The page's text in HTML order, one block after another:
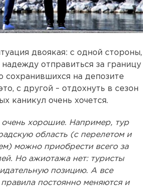
двоякая: с одной стороны,
отправиться за границу
сохранившихся на депозите
с другой – отдохнуть в сезон
каникул очень хочется.
хорошие. Например, тур
область (с перелетом и
можно приобрести всего за
Но ажиотажа нет: туристы
позицию. А все
правила постоянно меняются и